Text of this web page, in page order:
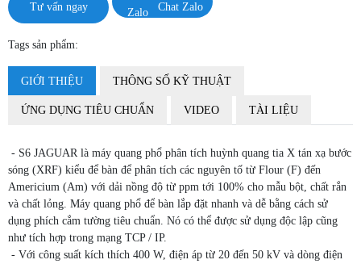
Tư vấn ngay Chat Zalo
Tags sản phẩm:
GIỚI THIỆU THÔNG SỐ KỸ THUẬT
ỨNG DỤNG TIÊU CHUẨN VIDEO TÀI LIỆU
- S6 JAGUAR là máy quang phổ phân tích huỳnh quang tia X tán xạ bước
sóng (XRF) kiểu để bàn để phân tích các nguyên tố từ Flour (F) đến
Americium (Am) với dải nồng độ từ ppm tới 100% cho mẫu bột, chất rắn
và chất lỏng. Máy quang phổ để bàn lắp đặt nhanh và dễ bằng cách sử
dụng phích cắm tường tiêu chuẩn. Nó có thể được sử dụng độc lập cũng
như tích hợp trong mạng TCP / IP.
- Với công suất kích thích 400 W, điện áp từ 20 đến 50 kV và dòng điện